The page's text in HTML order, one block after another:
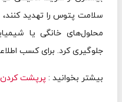
سلامت پتوس را تهدید کنند،
محلول‌های خانگی یا
جلوگیری کرد. برای کسب
بیشتر بخوانید : پرپشت کردن